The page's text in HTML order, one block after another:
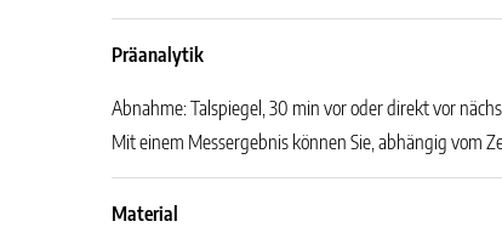
Präanalytik
Abnahme: Talspiegel, 30 min vor oder direkt vor
Mit einem Messergebnis können Sie, abhängig vom
Material